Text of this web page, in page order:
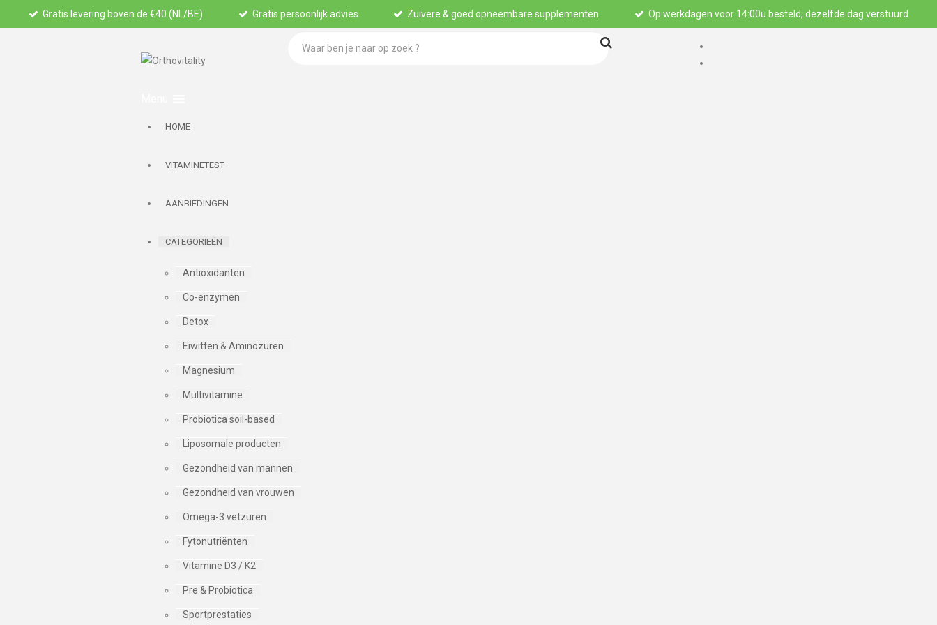
Gratis levering boven de €40 (NL/BE) Gratis persoonlijk advies Zuivere & goed opneembare supplementen Op werkdagen voor 14:00u besteld, dezelfde dag verstuurd
HOME
VITAMINETEST
AANBIEDINGEN
CATEGORIEËN
Antioxidanten
Co-enzymen
Detox
Eiwitten & Aminozuren
Magnesium
Multivitamine
Probiotica soil-based
Liposomale producten
Gezondheid van mannen
Gezondheid van vrouwen
Omega-3 vetzuren
Fytonutriënten
Vitamine D3 / K2
Pre & Probiotica
Sportprestaties